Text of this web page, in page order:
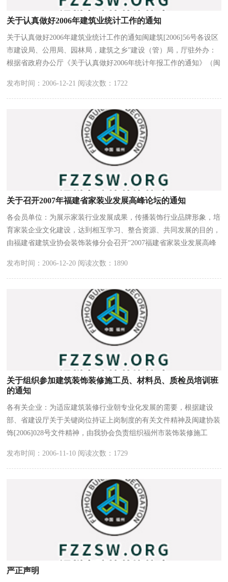
关于认真做好2006年建筑业统计工作的通知
关于认真做好2006年建筑业统计工作的通知闽建筑[2006]56号各设区
市建设局、公用局、园林局，建筑之乡”建设（管）局，厅驻外办：
根据省政府办公厅《关于认真做好2006年统计年报工作的通知》（闽
文，为进一步做好2006年建筑业统计工作，现就有关事项通知如下：
一、增强责任意识，加强对建筑业统计工作的组织领导。
发布时间：2006-12-21 阅读次数：1722
关于召开2007年福建省家装业发展高峰论坛的通知
各会员单位：为展示家装行业发展成果，传播装饰行业品牌形象，培
育家装企业文化建设，达到相互学习、整合资源、共同发展的目的，
由福建省建筑业协会装饰装修分会召开“2007福建省家装业发展高峰
饰装修分会二、承办单位国广一叶装饰机构、大家会馆三、协办单位
福州市建筑装饰协会四、会议议题1、2007年家装发展趋势展望；2、
重树和维护家装市场诚信形象；3、防患设计“游击队”；4、装饰企业
发展新方向，产业链拓展研讨；5、促进室内设计行业创新。
发布时间：2006-12-20 阅读次数：1890
关于组织参加建筑装饰装修施工员、材料员、质检员培训班
的通知
各有关企业：为适应建筑装修行业朝专业化发展的需要，根据建设
部、省建设厅关于关键岗位持证上岗制度的有关文件精神及闽建协装
饰[2006]028号文件精神，由我协会负责组织福州市装饰装修施工
发布时间：2006-11-10 阅读次数：1729
严正声明